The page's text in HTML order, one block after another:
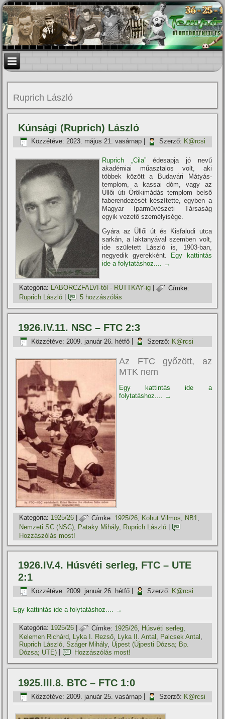
Ruprich László
Kúnsági (Ruprich) László
Közzétéve: 2023. május 21. vasárnap Szerző: K@rcsi
Ruprich „Cila”édesapja jó nevű
akadémiai műasztalos volt, aki
többek között a Budavári Mátyás-
templom, a kassai dóm, vagy az
Üllői úti Örökimádás templom belső
faberendezését készí­tette, egyben a
Magyar Iparművészeti Társaság
egyik vezető személyisége.
Gyára az Üllői út és Kisfaludi utca
sarkán, a laktanyával szemben volt,
ide született László is, 1903-ban,
negyedik gyerekként.
Egy kattintás
ide a folytatáshoz.... →
Kategória: LABORCZFALVI-tól - RUTTKAY-ig |
Címke:
Ruprich László
5 hozzászólás
1926.IV.11. NSC – FTC 2:3
Közzétéve: 2009. január 26. hétfő Szerző: K@rcsi
Az FTC győzött, az
MTK nem
Egy kattintás ide a
folytatáshoz.... →
Kategória: 1925/26 | Címke: 1925/26 Kohut Vilmos NB1
Nemzeti SC (NSC)
Pataky Mihály, Ruprich László
Hozzászólás most!
1926.IV.4. Húsvéti serleg, FTC – UTE
2:1
Közzétéve: 2009. január 26. hétfő Szerző: K@rcsi
Egy kattintás ide a folytatáshoz.... →
Kategória: 1925/26 | Címke: 1925/26 Húsvéti serleg
Kelemen Richárd, Lyka I. Rezső, Lyka II. Antal , Palcsek Antal ,
Ruprich László,Száger Mihály, Újpest (Újpesti Dózsa; Bp.
Dózsa; UTE)
Hozzászólás most!
1925.III.8. BTC – FTC 1:0
Közzétéve: 2009. január 25. vasárnap Szerző: K@rcsi